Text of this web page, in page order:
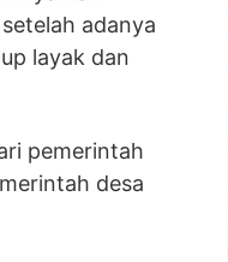
adanya
layak dan
pemerintah
desa